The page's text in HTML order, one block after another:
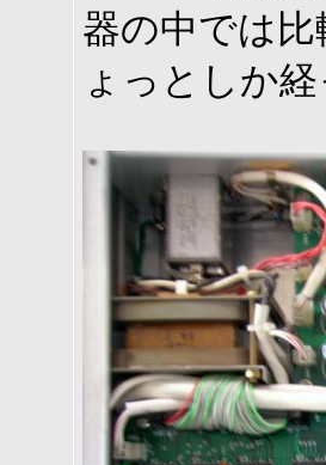
器の中では
ょっとしか